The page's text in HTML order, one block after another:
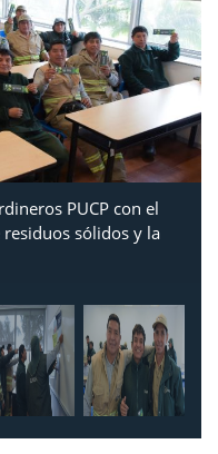
PUCP con el
sólidos y la